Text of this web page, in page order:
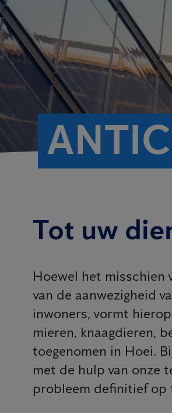
Tot uw
Hoewel het misschien
van de aanwezigheid
inwoners, vormt
mieren, knaagdieren,
toegenomen in Hoei.
met de hulp van onze
probleem definitief op